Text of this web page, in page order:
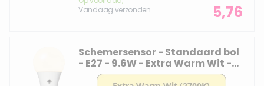
Vandaag verzonden
5,76
Schemersensor - Standaard bol
- E27 - 9.6W - Extra Warm Wit -
2700K - Opaal